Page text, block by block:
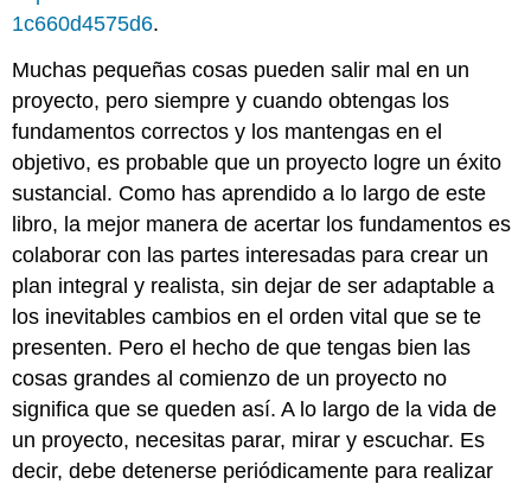
Cierre
un
proyecto
12.5
Desde
trincheras:
Brian
Price
Fracaso:
El
mejor
maestro
~Consejos
prácticos
~Resumen
~Glosario
1c660d4575d6.
Muchas pequeñas cosas pueden salir mal en un
proyecto, pero siempre y cuando obtengas los
fundamentos correctos y los mantengas en el
objetivo, es probable que un proyecto logre un éxito
sustancial. Como has aprendido a lo largo de este
libro, la mejor manera de acertar los fundamentos es
colaborar con las partes interesadas para crear un
plan integral y realista, sin dejar de ser adaptable a
los inevitables cambios en el orden vital que se te
presenten. Pero el hecho de que tengas bien las
cosas grandes al comienzo de un proyecto no
significa que se queden así. A lo largo de la vida de
un proyecto, necesitas parar, mirar y escuchar. Es
decir, debe detenerse periódicamente para realizar